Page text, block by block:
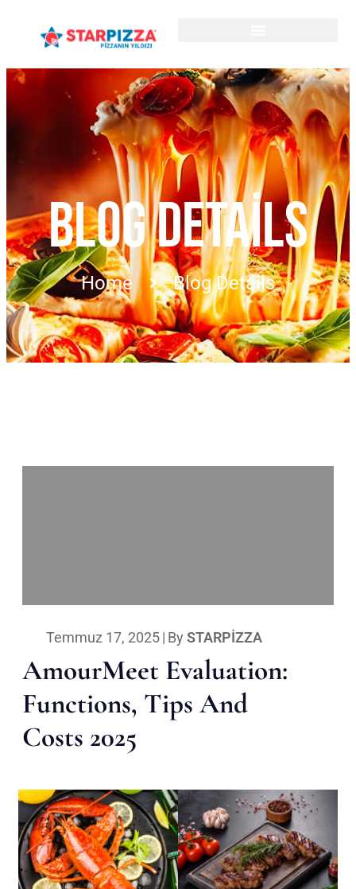
BLOG DETAILS
Home Blog Details
Temmuz 17, 2025| By STARPIZZA
AmourMeet Evaluation:
Functions, Tips And
Costs 2025